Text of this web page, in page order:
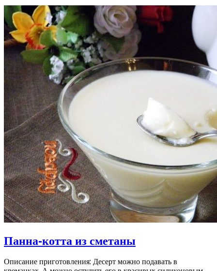
Панна-котта из сметаны
Описание приготовления: Десерт можно подавать в